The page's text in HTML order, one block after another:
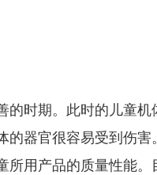
的时期。此时的儿童机
的器官很容易受到伤害
所用产品的质量性能。